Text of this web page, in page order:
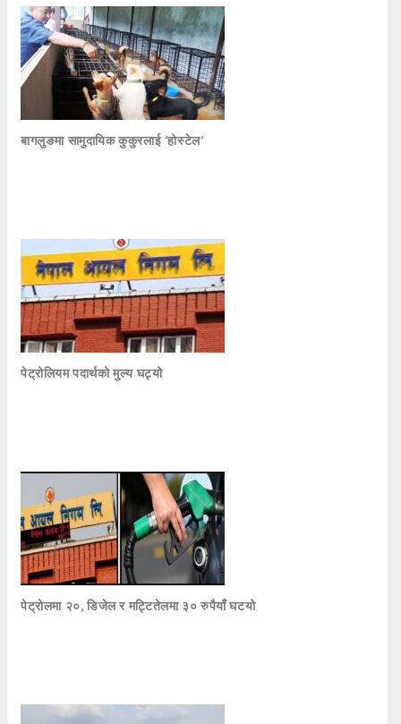
बागलुङमा सामुदायिक कुकुरलाई ‘होस्टेल’
पेट्रोलियम पदार्थको मुल्य घट्यो
पेट्रोलमा २०, डिजेल र मट्टितेलमा ३० रुपैयाँ घटयो